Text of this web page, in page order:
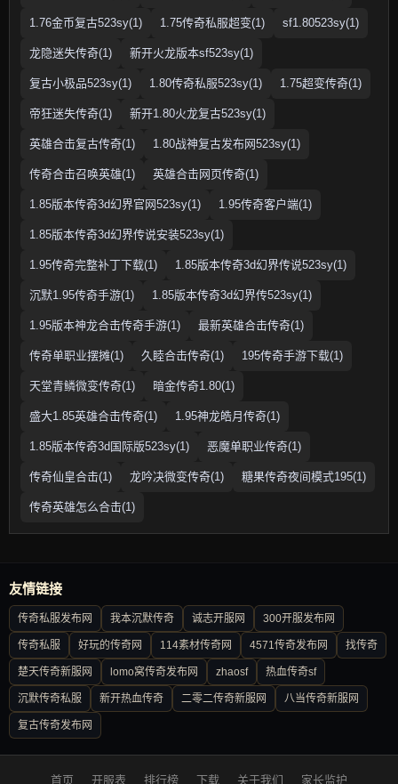
1.76金币复古523sy(1) 1.75传奇私服超变(1) sf1.80523sy(1)
龙隐迷失传奇(1) 新开火龙版本sf523sy(1)
复古小极品523sy(1) 1.80传奇私服523sy(1) 1.75超变传奇(1)
帝狂迷失传奇(1) 新开1.80火龙复古523sy(1)
英雄合击复古传奇(1) 1.80战神复古发布网523sy(1)
传奇合击召唤英雄(1) 英雄合击网页传奇(1)
1.85版本传奇3d幻界官网523sy(1) 1.95传奇客户端(1)
1.85版本传奇3d幻界传说安装523sy(1)
1.95传奇完整补丁下载(1) 1.85版本传奇3d幻界传说523sy(1)
沉默1.95传奇手游(1) 1.85版本传奇3d幻界传523sy(1)
1.95版本神龙合击传奇手游(1) 最新英雄合击传奇(1)
传奇单职业摆摊(1) 久睦合击传奇(1) 195传奇手游下载(1)
天堂青鳞微变传奇(1) 暗金传奇1.80(1)
盛大1.85英雄合击传奇(1) 1.95神龙皓月传奇(1)
1.85版本传奇3d国际版523sy(1) 恶魔单职业传奇(1)
传奇仙皇合击(1) 龙吟决微变传奇(1) 糖果传奇夜间模式195(1)
传奇英雄怎么合击(1)
友情链接
传奇私服发布网 我本沉默传奇 诚志开服网 300开服发布网
传奇私服 好玩的传奇网 114素材传奇网 4571传奇发布网 找传奇
楚天传奇新服网 lomo窝传奇发布网 zhaosf 热血传奇sf
沉默传奇私服 新开热血传奇 二零二传奇新服网 八当传奇新服网
复古传奇发布网
首页 开服表 排行榜 下载 关于我们 家长监护